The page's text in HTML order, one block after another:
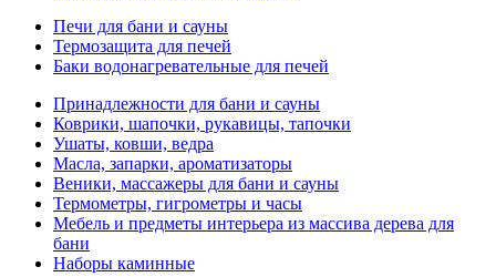
Печи для бани и сауны
Термозащита для печей
Баки водонагревательные для печей
Принадлежности для бани и сауны
Коврики, шапочки, рукавицы, тапочки
Ушаты, ковши, ведра
Масла, запарки, ароматизаторы
Веники, массажеры для бани и сауны
Термометры, гигрометры и часы
Мебель и предметы интерьера из массива дерева для
бани
Наборы каминные